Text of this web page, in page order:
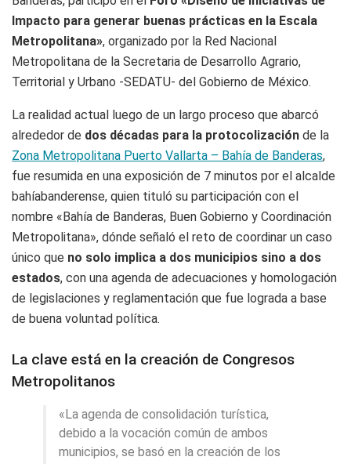
Impacto para generar buenas prácticas en la Escala
Metropolitana», organizado por la Red Nacional
Metropolitana de la Secretaria de Desarrollo Agrario,
Territorial y Urbano -SEDATU- del Gobierno de México.
La realidad actual luego de un largo proceso que abarcó
alrededor de dos décadas para la protocolización de la
Zona Metropolitana Puerto Vallarta – Bahía de Banderas,
fue resumida en una exposición de 7 minutos por el alcalde
bahíabanderense, quien tituló su participación con el
nombre «Bahía de Banderas, Buen Gobierno y Coordinación
Metropolitana», dónde señaló el reto de coordinar un caso
único que no solo implica a dos municipios sino a dos
estados, con una agenda de adecuaciones y homologación
de legislaciones y reglamentación que fue lograda a base
de buena voluntad política.
La clave está en la creación de Congresos
Metropolitanos
«La agenda de consolidación turística,
debido a la vocación común de ambos
municipios, se basó en la creación de los